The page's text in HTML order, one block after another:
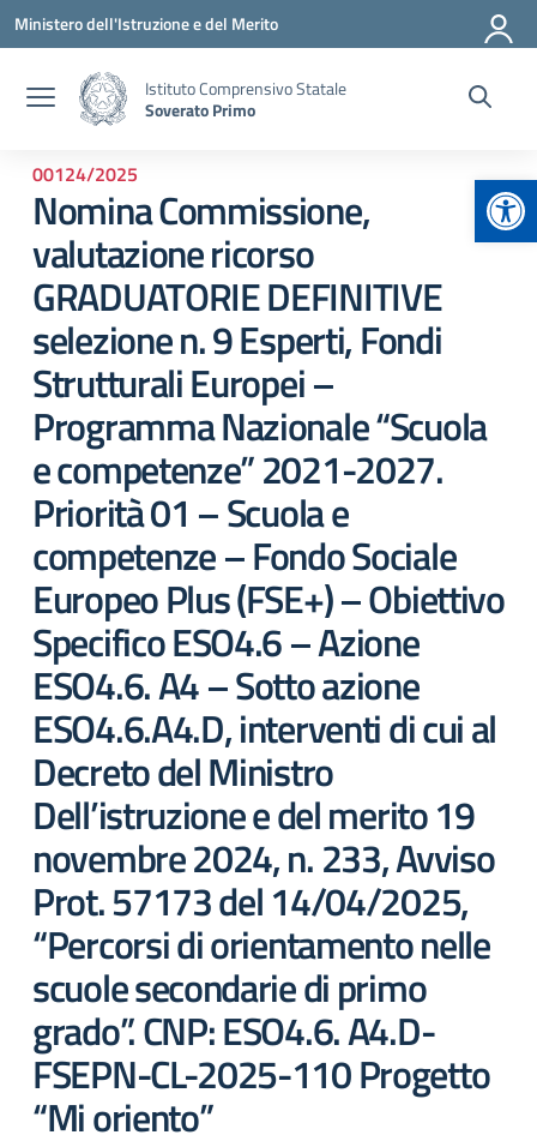
Vai ai contenuti
Vai al menu di navigazione
Vai al footer
Ministero dell'Istruzione e del Merito
Istituto Comprensivo Statale
Soverato Primo
00124/2025
Nomina Commissione,
valutazione ricorso
GRADUATORIE DEFINITIVE
selezione n. 9 Esperti, Fondi
Strutturali Europei –
Programma Nazionale “Scuola
e competenze” 2021-2027.
Priorità 01 – Scuola e
competenze – Fondo Sociale
Europeo Plus (FSE+) – Obiettivo
Specifico ESO4.6 – Azione
ESO4.6. A4 – Sotto azione
ESO4.6.A4.D, interventi di cui al
Decreto del Ministro
Dell’istruzione e del merito 19
novembre 2024, n. 233, Avviso
Prot. 57173 del 14/04/2025,
“Percorsi di orientamento nelle
scuole secondarie di primo
grado”. CNP: ESO4.6. A4.D-
FSEPN-CL-2025-110 Progetto
“Mi oriento”